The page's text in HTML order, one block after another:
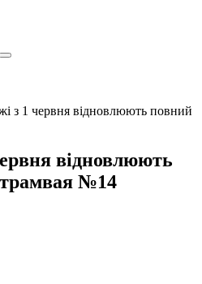
з 1 червня відновлюють повний
відновлюють
№14